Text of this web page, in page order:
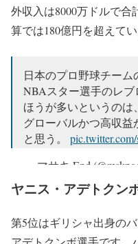
外収入は8000万ドルで合
算では180億円を超えてい
日本のプロ野球チーム
NBAスター選手のレ
ほうが多いというの
グローバルかつ高収
と思う。
— マサキ End
ヤニス・アデトクン
第5位はギリシャ出身の